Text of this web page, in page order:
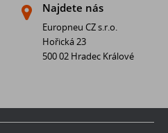
Najdete nás
Europneu CZ s.r.o.
Hořická 23
500 02 Hradec Králové